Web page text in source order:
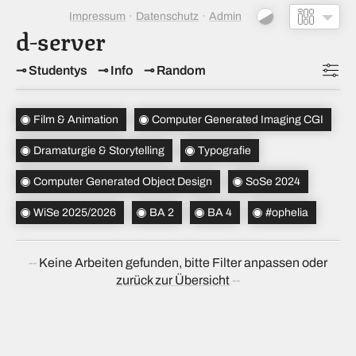
d-server
Studentys Info Random
Impressum Datenschutz Admin
Topics(5)
Studiensemester (2)
Bachelorsemester(2)
Sortierung(↝ zufällig)
Film & Animation Computer Generated Imaging CGI
Dramaturgie & Storytelling Typografie
Computer Generated Object Design SoSe 2024
WiSe 2025/2026 BA 2 BA 4 #ophelia
Keine Arbeiten gefunden, bitte Filter anpassen oder
zurück zur Übersicht